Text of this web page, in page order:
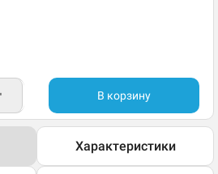
В корзину
Характеристики